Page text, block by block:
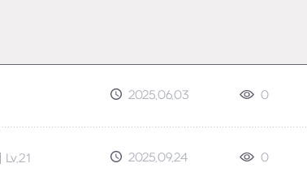
2025.06.03 0
Lv.21 2025.09.24 0